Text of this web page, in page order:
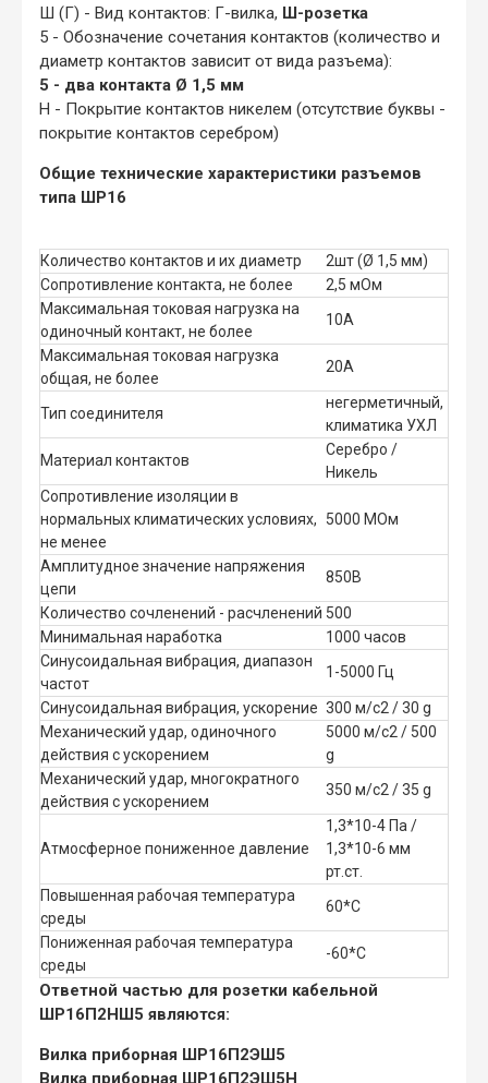
Ш (Г) - Вид контактов: Г-вилка, Ш-розетка
5 - Обозначение сочетания контактов (количество и
диаметр контактов зависит от вида разъема):
5 - два контакта Ø 1,5 мм
Н - Покрытие контактов никелем (отсутствие буквы -
покрытие контактов серебром)
Общие технические характеристики разъемов
типа ШР16
Количество контактов и их диаметр
2шт (Ø 1,5 мм)
Сопротивление контакта, не более
2,5 мОм
Максимальная токовая нагрузка на
одиночный контакт, не более
10А
Максимальная токовая нагрузка
общая, не более
20А
Тип соединителя
негерметичный,
климатика УХЛ
Материал контактов
Серебро /
Никель
Сопротивление изоляции в
нормальных климатических условиях,
не менее
5000 МОм
Амплитудное значение напряжения
цепи
850В
Количество сочленений - расчленений 500
Минимальная наработка
1000 часов
Синусоидальная вибрация, диапазон
частот
1-5000 Гц
Синусоидальная вибрация, ускорение 300 м/с2 / 30 g
Механический удар, одиночного
действия с ускорением
5000 м/с2 / 500
g
Механический удар, многократного
действия с ускорением
350 м/с2 / 35 g
Атмосферное пониженное давление
1,3*10-4 Па /
1,3*10-6 мм
рт.ст.
Повышенная рабочая температура
среды
60*С
Пониженная рабочая температура
среды
-60*С
Ответной частью для розетки кабельной
ШР16П2НШ5 являются:
Вилка приборная ШР16П2ЭШ5
Вилка приборная ШР16П2ЭШ5Н